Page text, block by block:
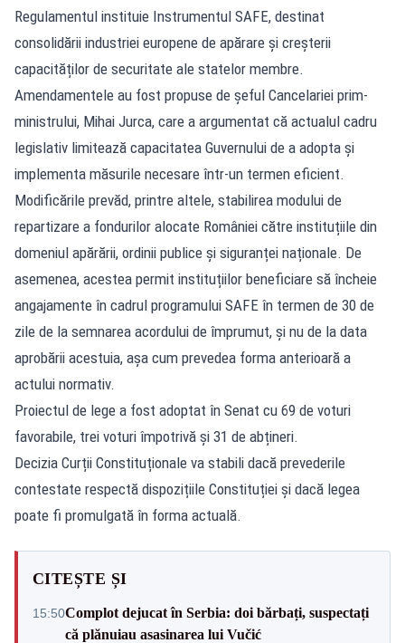
Regulamentul instituie Instrumentul SAFE, destinat
consolidării industriei europene de apărare și creșterii
capacităților de securitate ale statelor membre.
Amendamentele au fost propuse de șeful Cancelariei prim-
ministrului, Mihai Jurca, care a argumentat că actualul cadru
legislativ limitează capacitatea Guvernului de a adopta și
implementa măsurile necesare într-un termen eficient.
Modificările prevăd, printre altele, stabilirea modului de
repartizare a fondurilor alocate României către instituțiile din
domeniul apărării, ordinii publice și siguranței naționale. De
asemenea, acestea permit instituțiilor beneficiare să încheie
angajamente în cadrul programului SAFE în termen de 30 de
zile de la semnarea acordului de împrumut, și nu de la data
aprobării acestuia, așa cum prevedea forma anterioară a
actului normativ.
Proiectul de lege a fost adoptat în Senat cu 69 de voturi
favorabile, trei voturi împotrivă și 31 de abțineri.
Decizia Curții Constituționale va stabili dacă prevederile
contestate respectă dispozițiile Constituției și dacă legea
poate fi promulgată în forma actuală.
CITEȘTE ȘI
15:50Complot dejucat în Serbia: doi bărbați, suspectați
că plănuiau asasinarea lui Vučić